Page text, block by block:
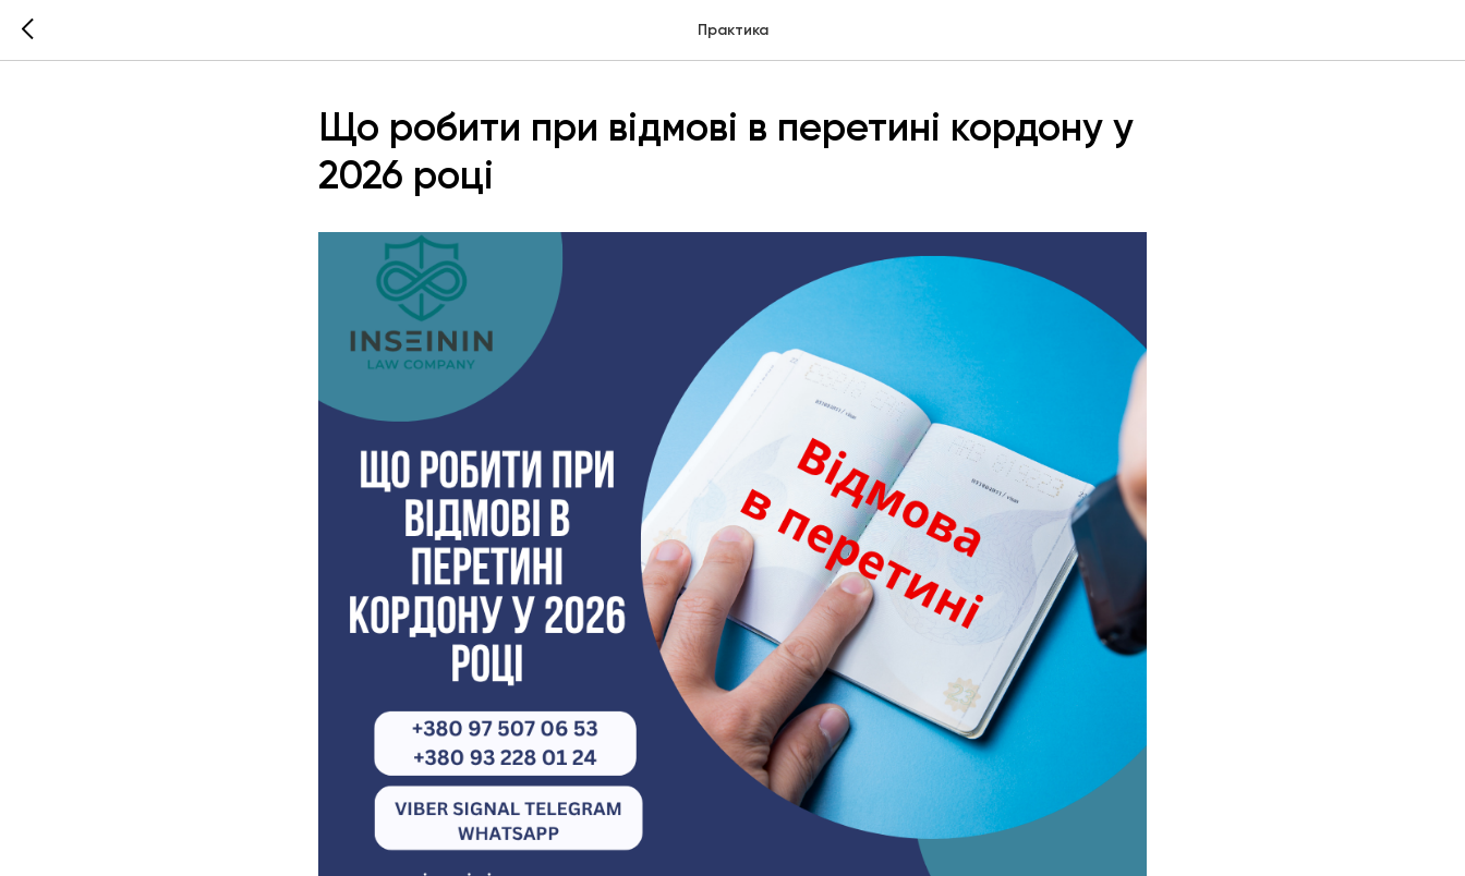
Практика
Що робити при відмові в перетині кордону у
2026 році